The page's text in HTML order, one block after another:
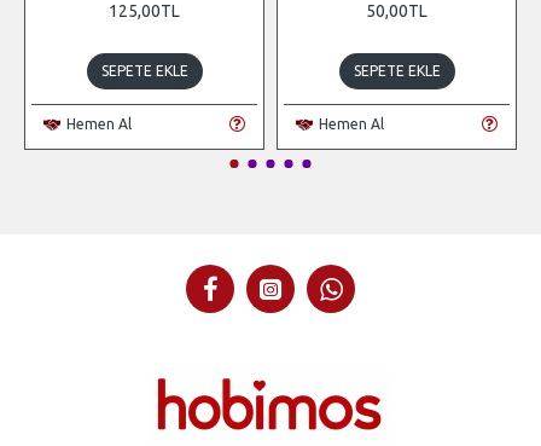
125,00TL
SEPETE EKLE
Hemen Al
50,00TL
SEPETE EKLE
Hemen Al